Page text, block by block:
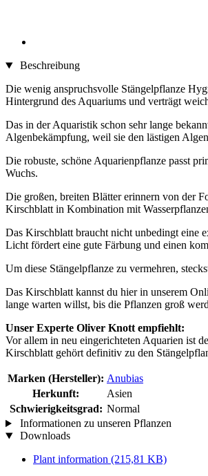
Beschreibung
Die wenig anspruchsvolle Stängelpflanze
Hintergrund des Aquariums und verträgt
Das in der Aquaristik schon sehr lange
Algenbekämpfung, weil sie den lästigen
Die robuste, schöne Aquarienpflanze passt
Wuchs.
Die großen, breiten Blätter erinnern von der
Kirschblatt in Kombination mit
Das Kirschblatt braucht nicht unbedingt eine
Licht fördert eine gute Färbung und einen
Um diese Stängelpflanze zu vermehren,
Das Kirschblatt kannst du hier in unserem
lange warten willst, bis die Pflanzen groß
Unser Experte Oliver Knott empfiehlt:
Vor allem in neu eingerichteten Aquarien ist
Kirschblatt gehört definitiv zu den
Marken (Hersteller): Anubias
Herkunft:
Asien
Schwierigkeitsgrad: Normal
Informationen zu unseren Pflanzen
Downloads
Plant information (215,81 KB)